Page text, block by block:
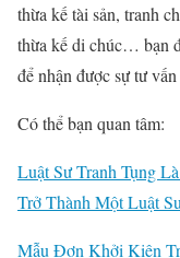
thừa kế tài sản, tranh
thừa kế di chúc… bạn
để nhận được sự tư
Có thể bạn quan tâm:
Luật Sư Tranh Tụng
Trở Thành Một Luật
Mẫu Đơn Khởi Kiện